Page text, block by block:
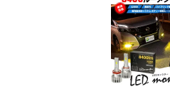
度：6300K ケ
ルブ規格：H8/
兼用・HB4・
PSX26W